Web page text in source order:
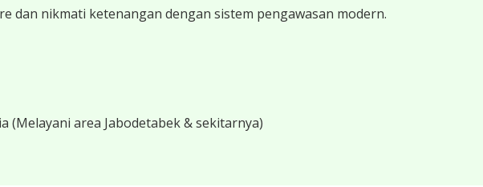
dan nikmati ketenangan dengan sistem pengawasan modern.
(Melayani area Jabodetabek & sekitarnya)